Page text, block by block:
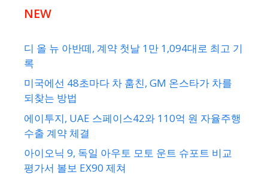
NEW
디 올 뉴 아반떼, 계약 첫날 1만 1,094대로 최고 기
록
미국에선 48초마다 차 훔친, GM 온스타가 차를
되찾는 방법
에이투지, UAE 스페이스42와 110억 원 자율주행
수출 계약 체결
아이오닉 9, 독일 아우토 모토 운트 슈포트 비교
평가서 볼보 EX90 제쳐